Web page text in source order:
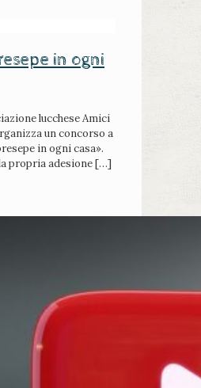
in ogni
lucchese Amici
un concorso a
in ogni casa».
propria adesione[…]